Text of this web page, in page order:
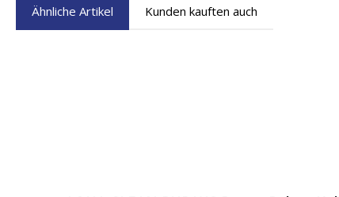
Ähnliche Artikel Kunden kauften auch